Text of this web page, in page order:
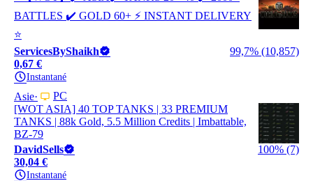
BATTLES ✔️ GOLD 60+ ⚡ INSTANT DELIVERY
⭐
ServicesByShaikh
99,7% (10,857)
0,67 €
Instantané
Asie
PC
[WOT ASIA] 40 TOP TANKS | 33 PREMIUM
TANKS | 88k Gold, 5.5 Million Credits | Imbattable,
BZ-79
DavidSells
100% (7)
30,04 €
Instantané